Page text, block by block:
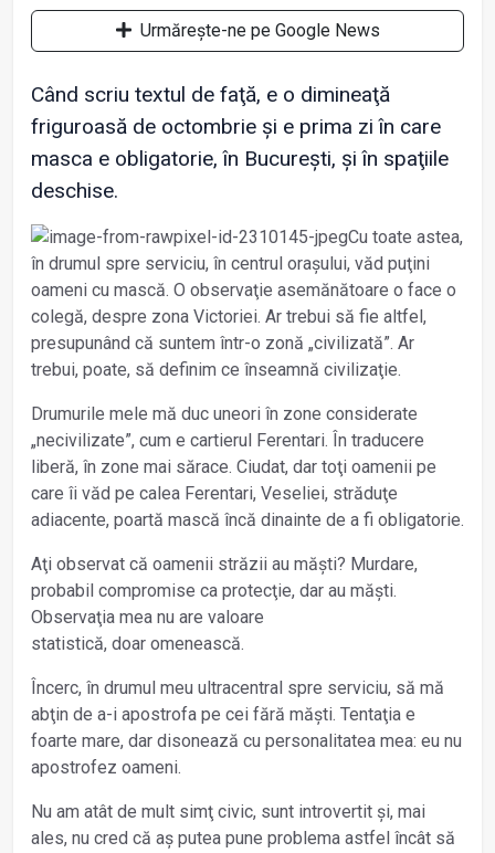
Urmărește-ne pe Google News
Când scriu textul de faţă, e o dimineaţă
friguroasă de octombrie și e prima zi în care
masca e obligatorie, în București, și în spaţiile
deschise.
Cu toate astea,
în drumul spre serviciu, în centrul orașului, văd puţini
oameni cu mască. O observaţie asemănătoare o face o
colegă, despre zona Victoriei. Ar trebui să fie altfel,
presupunând că suntem într-o zonă „civilizată”. Ar
trebui, poate, să definim ce înseamnă civilizaţie.
Drumurile mele mă duc uneori în zone considerate
„necivilizate”, cum e cartierul Ferentari. În traducere
liberă, în zone mai sărace. Ciudat, dar toţi oamenii pe
care îi văd pe calea Ferentari, Veseliei, străduţe
adiacente, poartă mască încă dinainte de a fi obligatorie.
Aţi observat că oamenii străzii au măști? Murdare,
probabil compromise ca protecţie, dar au măști.
Observaţia mea nu are valoare
statistică, doar omenească.
Încerc, în drumul meu ultracentral spre serviciu, să mă
abţin de a-i apostrofa pe cei fără măști. Tentaţia e
foarte mare, dar disonează cu personalitatea mea: eu nu
apostrofez oameni.
Nu am atât de mult simţ civic, sunt introvertit și, mai
ales, nu cred că aș putea pune problema astfel încât să